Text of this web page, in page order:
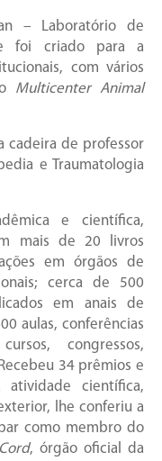
– Laboratório de
foi criado para a
com vários
Multicenter Animal
cadeira de professor
e Traumatologia
e científica,
mais de 20 livros
em órgãos de
cerca de 500
em anais de
aulas, conferências
congressos,
34 prêmios e
atividade científica,
lhe conferiu a
como membro do
, órgão oficial da